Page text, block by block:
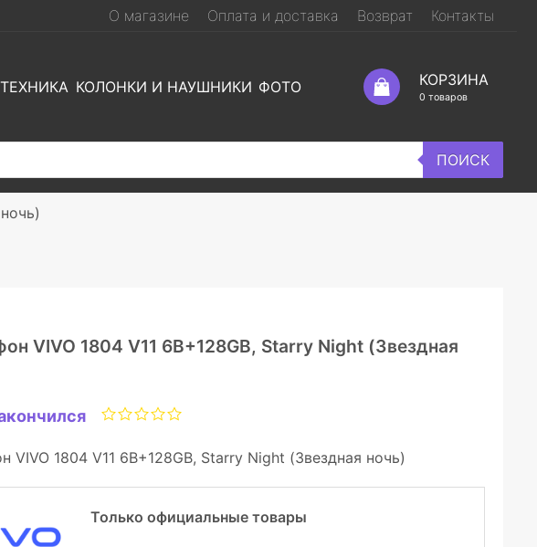
О магазине Оплата и доставка Возврат Контакты
КОЛОНКИ И НАУШНИКИ ФОТО КОРЗИНА
0 товаров
ПОИСК
VIVO 1804 V11 6B+128GB, Starry Night (Звездная
VIVO 1804 V11 6B+128GB, Starry Night (Звездная ночь)
Только официальные товары